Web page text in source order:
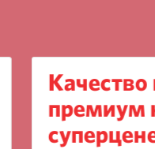
печати
класса